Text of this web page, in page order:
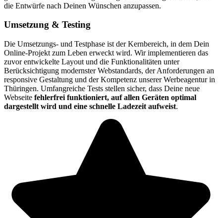
die Entwürfe nach Deinen Wünschen anzupassen.
Umsetzung & Testing
Die Umsetzungs- und Testphase ist der Kernbereich, in dem Dein
Online-Projekt zum Leben erweckt wird. Wir implementieren das
zuvor entwickelte Layout und die Funktionalitäten unter
Berücksichtigung modernster Webstandards, der Anforderungen an
responsive Gestaltung und der Kompetenz unserer Werbeagentur in
Thüringen. Umfangreiche Tests stellen sicher, dass Deine neue
Webseite fehlerfrei funktioniert, auf allen Geräten optimal
dargestellt wird und eine schnelle Ladezeit aufweist.